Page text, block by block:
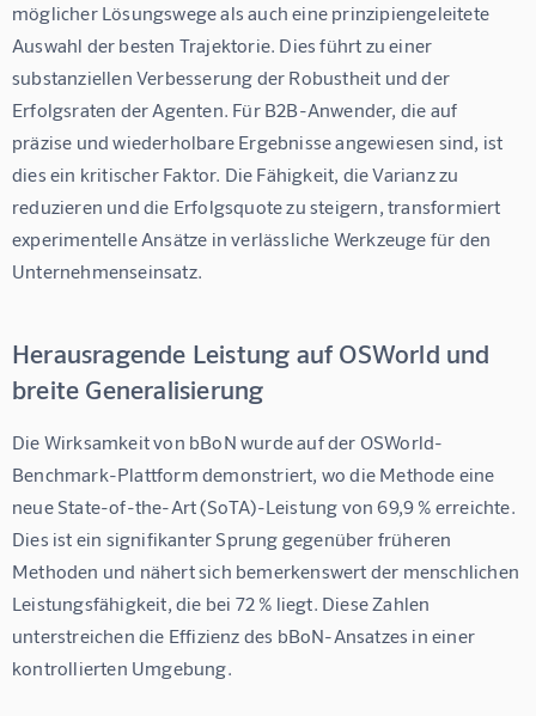
möglicher Lösungswege als auch eine prinzipiengeleitete
Auswahl der besten Trajektorie. Dies führt zu einer
substanziellen Verbesserung der Robustheit und der
Erfolgsraten der Agenten. Für B2B-Anwender, die auf
präzise und wiederholbare Ergebnisse angewiesen sind, ist
dies ein kritischer Faktor. Die Fähigkeit, die Varianz zu
reduzieren und die Erfolgsquote zu steigern, transformiert
experimentelle Ansätze in verlässliche Werkzeuge für den
Unternehmenseinsatz.
Herausragende Leistung auf OSWorld und
breite Generalisierung
Die Wirksamkeit von bBoN wurde auf der OSWorld-
Benchmark-Plattform demonstriert, wo die Methode eine
neue State-of-the-Art (SoTA)-Leistung von 69,9 % erreichte.
Dies ist ein signifikanter Sprung gegenüber früheren
Methoden und nähert sich bemerkenswert der menschlichen
Leistungsfähigkeit, die bei 72 % liegt. Diese Zahlen
unterstreichen die Effizienz des bBoN-Ansatzes in einer
kontrollierten Umgebung.